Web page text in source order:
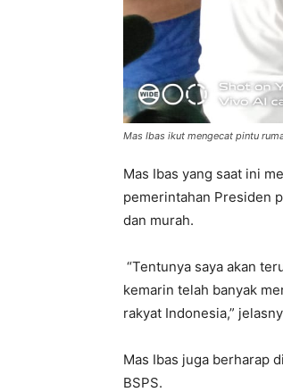
Mas Ibas ikut mengecat pintu
Mas Ibas yang saat ini
pemerintahan Presiden
dan murah.
“Tentunya saya akan
kemarin telah banyak
rakyat Indonesia,”
Mas Ibas juga berharap
BSPS.